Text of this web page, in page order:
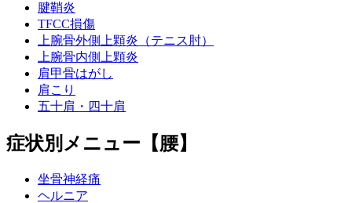
腱鞘炎
TFCC損傷
上腕骨外側上顆炎（テニス肘）
上腕骨内側上顆炎
肩甲骨はがし
肩こり
五十肩・四十肩
症状別メニュー【腰】
坐骨神経痛
ヘルニア